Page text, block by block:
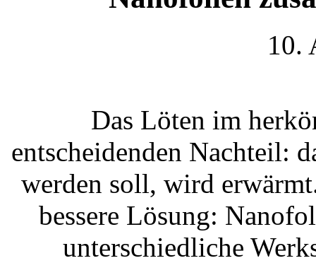
10.
Das Löten im
entscheidenden Nachteil:
werden soll, wird
bessere Lösung:
unterschiedliche